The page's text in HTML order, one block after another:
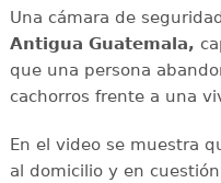
Una cámara de
Antigua Guatemala,
que una persona
cachorros frente a una
En el video se muestra
al domicilio y en